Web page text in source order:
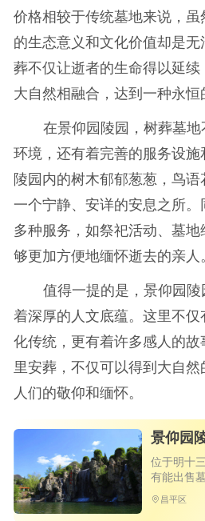
价格相较于传统墓地来说，
的生态意义和文化价值却是
葬不仅让逝者的生命得以延
大自然相融合，达到一种永恒
在景仰园陵园，树葬墓
环境，还有着完善的服务设施
陵园内的树木郁郁葱葱，鸟
一个宁静、安详的安息之所
多种服务，如祭祀活动、墓
够更加方便地缅怀逝去的亲人
值得一提的是，景仰园
着深厚的人文底蕴。这里不
化传统，更有着许多感人的
里安葬，不仅可以得到大自然
人们的敬仰和缅怀。
景仰园
位于明十
有能出售
昌平区